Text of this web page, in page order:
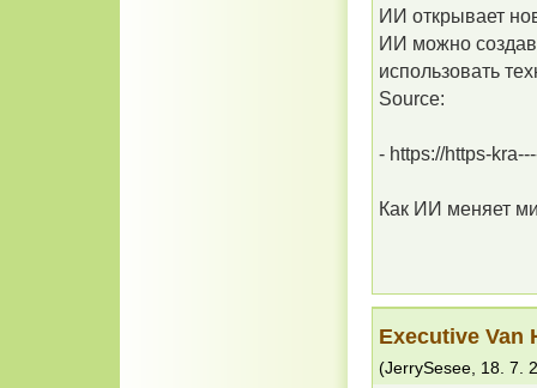
ИИ открывает
ИИ можно
использовать
Source:
- https://https-
Как ИИ меняет
Executive Van
(JerrySesee 18. 7.